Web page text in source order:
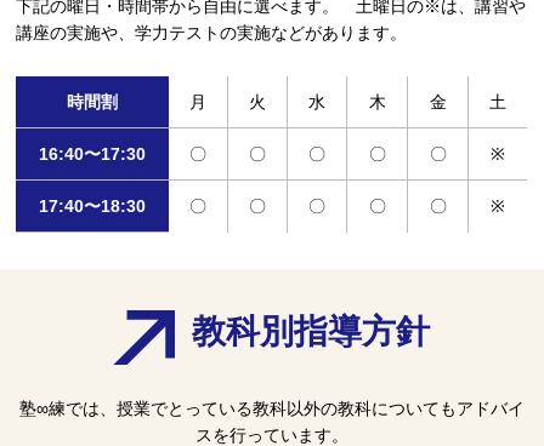
下記の曜日・時間帯から自由に選べます。 土曜日の※は、講習や
講座の実施や、学力テストの実施などがあります。
時間割 月 火 水 木 金 土
16:40〜17:30 〇 〇 〇 〇 〇 ※
17:40〜18:30 〇 〇 〇 〇 〇 ※
教科別指導方針
塾∞練では、授業でとっている教科以外の教科についてもアドバイ
スを行っています。